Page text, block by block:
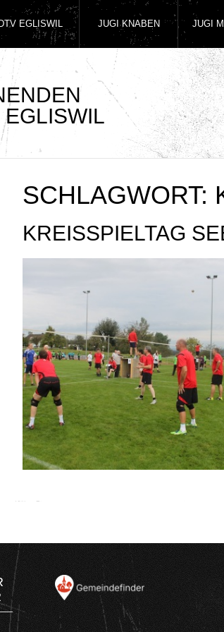
DTV EGLISWIL JUGI KNABEN JUGI
SCHLAGWORT:
KREISSPIELTAG